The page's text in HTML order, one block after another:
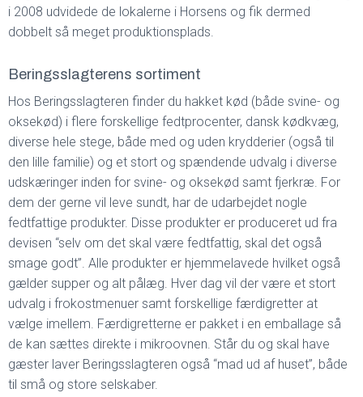
i 2008 udvidede de lokalerne i Horsens og fik dermed
dobbelt så meget produktionsplads.
Beringsslagterens sortiment
Hos Beringsslagteren finder du hakket kød (både svine- og
oksekød) i flere forskellige fedtprocenter, dansk kødkvæg,
diverse hele stege, både med og uden krydderier (også til
den lille familie) og et stort og spændende udvalg i diverse
udskæringer inden for svine- og oksekød samt fjerkræ. For
dem der gerne vil leve sundt, har de udarbejdet nogle
fedtfattige produkter. Disse produkter er produceret ud fra
devisen “selv om det skal være fedtfattig, skal det også
smage godt”. Alle produkter er hjemmelavede hvilket også
gælder supper og alt pålæg. Hver dag vil der være et stort
udvalg i frokostmenuer samt forskellige færdigretter at
vælge imellem. Færdigretterne er pakket i en emballage så
de kan sættes direkte i mikroovnen. Står du og skal have
gæster laver Beringsslagteren også “mad ud af huset”, både
til små og store selskaber.